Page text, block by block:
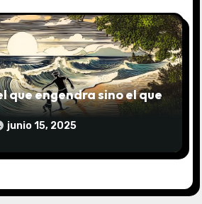
que engendra sino el que
junio 15, 2025